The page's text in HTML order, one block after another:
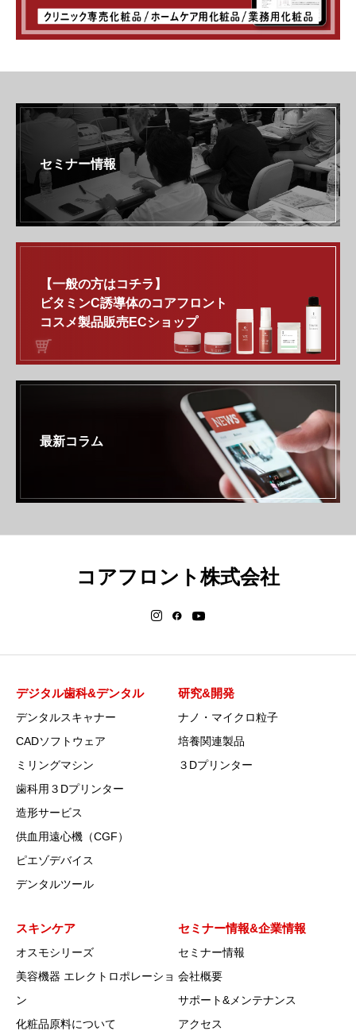
セミナー情報
【一般の方はコチラ】
ビタミンC誘導体のコアフロント
コスメ製品販売ECショップ
最新コラム
コアフロント株式会社
デジタル歯科&デンタル
デンタルスキャナー
CADソフトウェア
ミリングマシン
歯科用３Dプリンター
造形サービス
供血用遠心機（CGF）
ピエゾデバイス
デンタルツール
研究&開発
ナノ・マイクロ粒子
培養関連製品
３Dプリンター
スキンケア
オスモシリーズ
美容機器 エレクトロポレーショ
ン
化粧品原料について
セミナー情報&企業情報
セミナー情報
会社概要
サポート&メンテナンス
アクセス